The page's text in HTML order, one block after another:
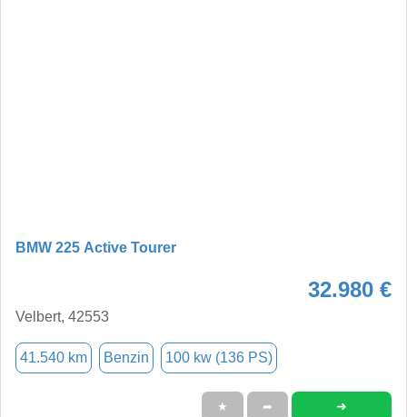
BMW 225 Active Tourer
32.980 €
Velbert, 42553
41.540 km Benzin 100 kw (136 PS)
★ ➦ ➜